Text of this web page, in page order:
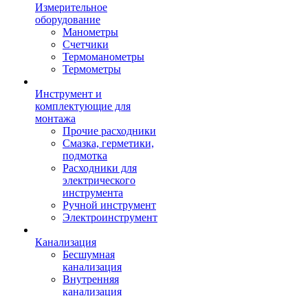
Измерительное
оборудование
Манометры
Счетчики
Термоманометры
Термометры
Инструмент и
комплектующие для
монтажа
Прочие расходники
Смазка, герметики,
подмотка
Расходники для
электрического
инструмента
Ручной инструмент
Электроинструмент
Канализация
Бесшумная
канализация
Внутренняя
канализация